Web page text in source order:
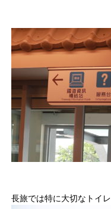
長旅では特に大切なトイレ